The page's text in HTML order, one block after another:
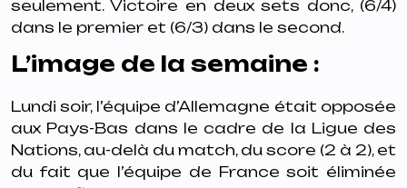
seulement. Victoire en deuxsets donc, (6/4)
dans le premier et (6/3) dans le second.
L’image de la semaine :
Lundi soir, l’équipe d’Allemagne était opposée
aux Pays-Bas dans le cadre de la Ligue des
Nations, au-delà du match, du score (2 à 2), et
du fait que l’équipe de France soit éliminée